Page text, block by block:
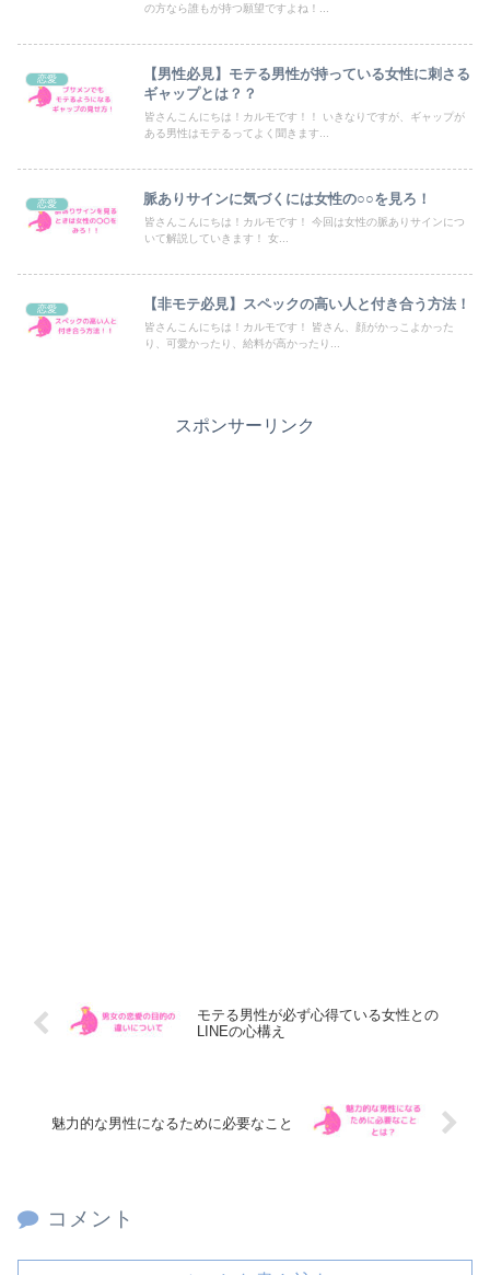
の方なら誰もが持つ願望ですよね！...
恋愛
【男性必見】モテる男性が持っている女性に刺さる
ギャップとは？？
皆さんこんにちは！カルモです！！ いきなりですが、ギャップが
ある男性はモテるってよく聞きます...
恋愛 脈ありサインに気づくには女性の○○を見ろ！
皆さんこんにちは！カルモです！ 今回は女性の脈ありサインにつ
いて解説していきます！ 女...
恋愛 【非モテ必見】スペックの高い人と付き合う方法！
皆さんこんにちは！カルモです！ 皆さん、顔がかっこよかった
り、可愛かったり、給料が高かったり...
スポンサーリンク
モテる男性が必ず心得ている女性との
LINEの心構え
魅力的な男性になるために必要なこと
コメント